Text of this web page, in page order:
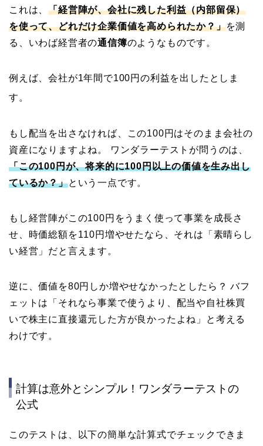
これは、「経営陣が、会社に残した利益（内部留保）
を使って、どれだけ企業価値を高められたか？」を測
る、いわば経営者の通信簿のようなものです。
例えば、会社が1年間で100円の利益を出したとしま
す。
もし配当を出さなければ、この100円はそのまま会社の
資産になりますよね。 ワンダラーテストが問うのは、
「この100円が、将来的に100円以上の価値を生み出し
ているか？」という一点です。
もし経営陣がこの100円をうまく使って事業を成長さ
せ、時価総額を110円増やせたなら、それは「素晴らし
い経営」だと言えます。
逆に、価値を80円しか増やせなかったとしたら？ バフ
ェットは「それなら事業で使うより、配当や自社株買
いで株主に直接還元した方が良かったよね」と考える
わけです。
計算は意外とシンプル！ワンダラーテストの
公式
このテストは、以下の簡単な計算式でチェックできま